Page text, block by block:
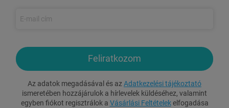
Zárt parkoló használat
0-2,99 év között: ingyenes
3 éves kortól: 7.000 Ft/fő/éj
Két gyermek érkezése esetén az elhelyezés családi szobában
történik.
Feliratkozom
Az adatok megadásával és az Adatkezelési tájékoztató
ismeretében hozzájárulok a hírlevelek küldéséhez, valamint
egyben fiókot regisztrálok a Vásárlási Feltételekelfogadása